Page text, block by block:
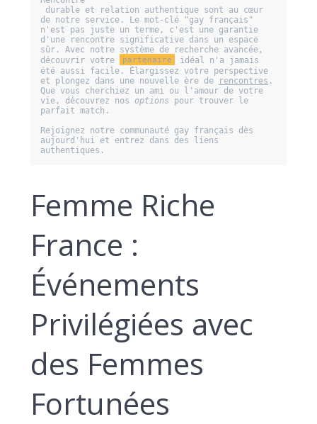
de notre service. Le mot-clé "gay français"
n'est pas juste un terme, c'est une garantie
d'une rencontre significative dans un espace
sûr. Avec notre système de recherche avancée,
découvrir votre
partenaire
idéal n'a jamais
été aussi facile. Élargissez votre perspective
et plongez dans une nouvelle ère de
rencontres .
Que vous cherchiez un ami ou l'amour de votre
vie, découvrez nos options pour trouver le
parfait match .
Rejoignez notre communauté gay français dès
aujourd'hui et entrez dans des liens
authentiques.
Femme Riche
France :
Événements
Privilégiées avec
des Femmes
Fortunées